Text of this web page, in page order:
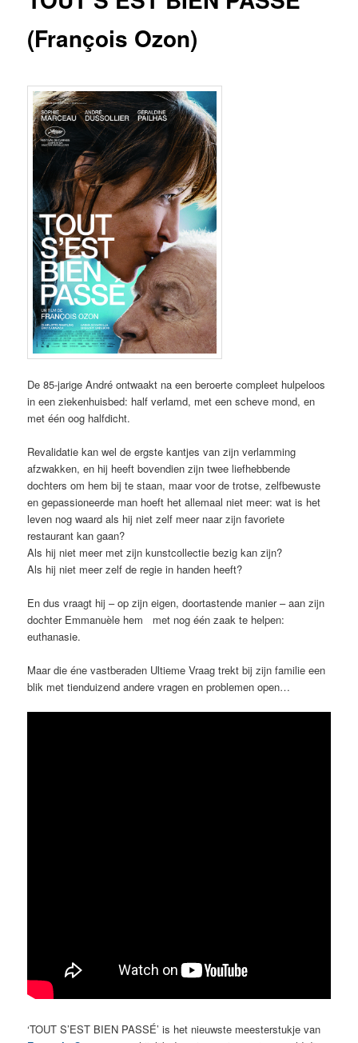
(François Ozon)
De 85-jarige André ontwaakt na een beroerte compleet hulpeloos
in een ziekenhuisbed: half verlamd, met een scheve mond, en
met één oog halfdicht.
Revalidatie kan wel de ergste kantjes van zijn verlamming
afzwakken, en hij heeft bovendien zijn twee liefhebbende
dochters om hem bij te staan, maar voor de trotse, zelfbewuste
en gepassioneerde man hoeft het allemaal niet meer: wat is het
leven nog waard als hij niet zelf meer naar zijn favoriete
restaurant kan gaan?
Als hij niet meer met zijn kunstcollectie bezig kan zijn?
Als hij niet meer zelf de regie in handen heeft?
En dus vraagt hij – op zijn eigen, doortastende manier – aan zijn
dochter Emmanuèle hem met nog één zaak te helpen:
euthanasie.
Maar die éne vastberaden Ultieme Vraag trekt bij zijn familie een
blik met tienduizend andere vragen en problemen open…
‘TOUT S’EST BIEN PASSÉ’ is het nieuwste meesterstukje van